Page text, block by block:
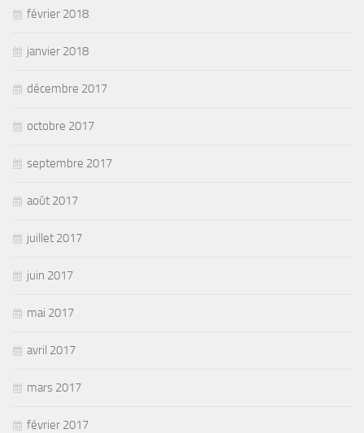
février 2018
janvier 2018
décembre 2017
octobre 2017
septembre 2017
août 2017
juillet 2017
juin 2017
mai 2017
avril 2017
mars 2017
février 2017